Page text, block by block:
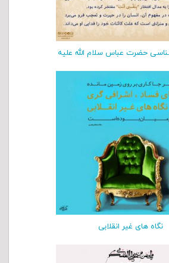
حضرت عباس سلام الله علیه
نگاه های غیر انقلابی